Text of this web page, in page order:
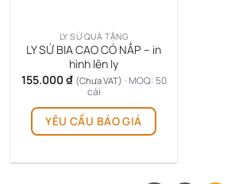
LY SỨ QUÀ TẶNG
LY SỨ BIA CAO CÓ NẮP – in
hình lên ly
155.000 ₫ (Chưa VAT) · MOQ: 50
cái
YÊU CẦU BÁO GIÁ